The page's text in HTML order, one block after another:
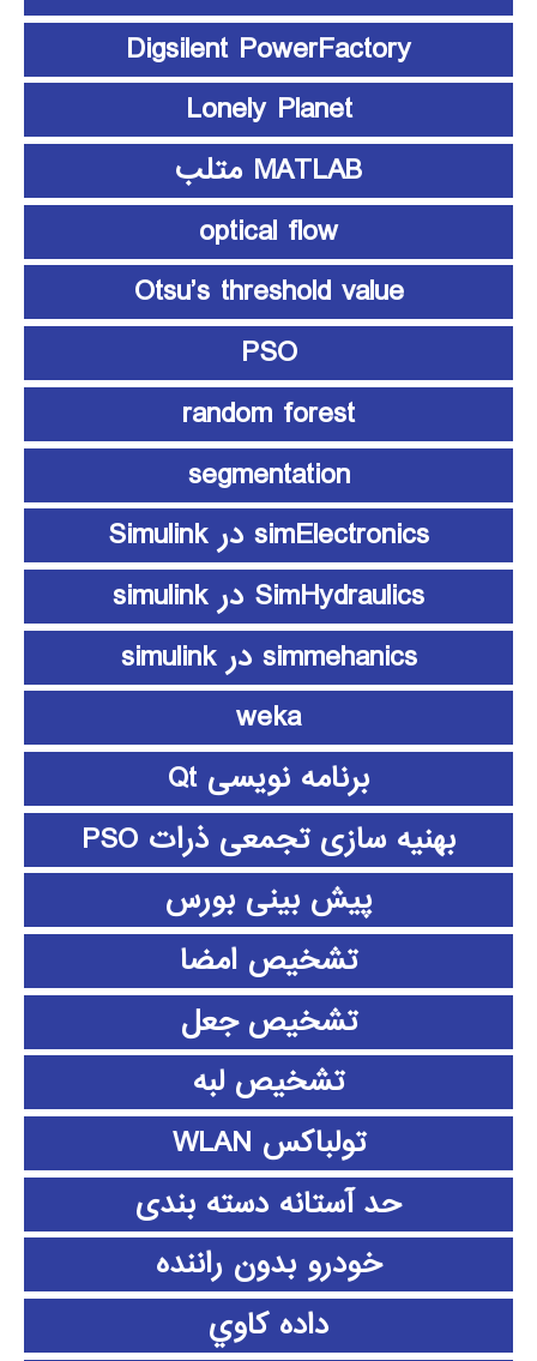
Digsilent PowerFactory
Lonely Planet
MATLAB متلب
optical flow
Otsu’s threshold value
PSO
random forest
segmentation
simElectronics در Simulink
SimHydraulics در simulink
simmehanics در simulink
weka
برنامه نویسی Qt
بهنیه سازی تجمعی ذرات PSO
پیش بینی بورس
تشخیص امضا
تشخیص جعل
تشخیص لبه
تولباکس WLAN
حد آستانه دسته بندی
خودرو بدون راننده
داده كاوي